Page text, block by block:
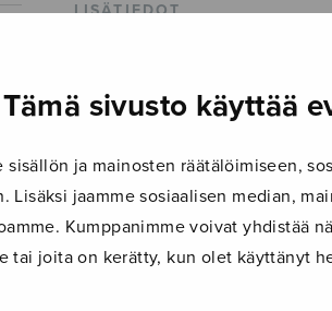
Tämä sivusto käyttää
sisällön ja mainosten räätälöimiseen,
Lisäksi jaamme sosiaalisen median,
Kumppanimme voivat yhdistää
tai joita on kerätty, kun olet käyttänyt
LISÄTIEDOT
Sanoittaja
Lucretius
Alkusanat
Hascigitur
Kokoonpano
3 x SATB +
Musiikkityyli